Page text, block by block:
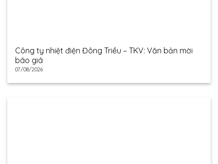
Công ty nhiệt điện Đông Triều – TKV: Văn bản mời
báo giá
07/08/2026